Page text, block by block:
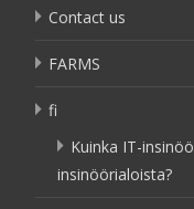
Contact us
FARMS
fi
Kuinka IT-
insinöörialoista?